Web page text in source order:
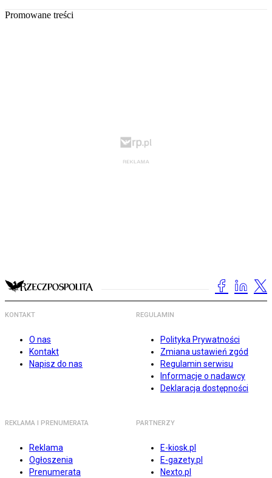
Promowane treści
KONTAKT
O nas
Kontakt
Napisz do nas
REGULAMIN
Polityka Prywatności
Zmiana ustawień zgód
Regulamin serwisu
Informacje o nadawcy
Deklaracja dostępności
REKLAMA I PRENUMERATA
Reklama
Ogłoszenia
Prenumerata
PARTNERZY
E-kiosk.pl
E-gazety.pl
Nexto.pl